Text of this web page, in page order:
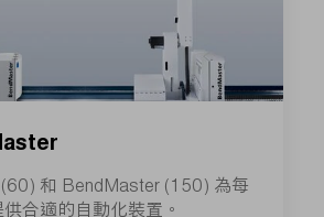
和 BendMaster (150) 為每
合適的自動化裝置。